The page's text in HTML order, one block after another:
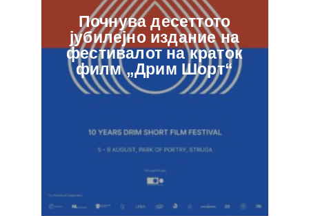
Почнува десеттото
јубилејно издание на
фестивалот на краток
филм „Дрим Шорт“